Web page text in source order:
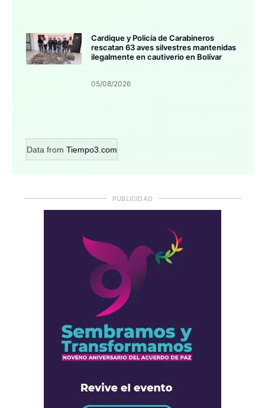
Cardique y Policía de Carabineros
rescatan 63 aves silvestres mantenidas
ilegalmente en cautiverio en Bolívar
05/08/2026
Data from Tiempo3.com
PUBLICIDAD